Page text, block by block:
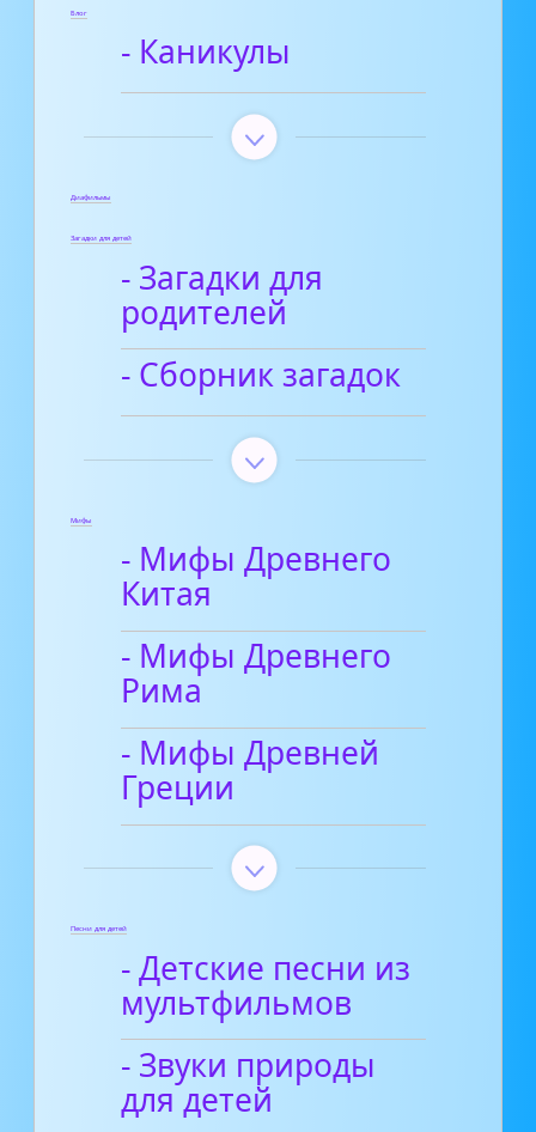
Блог
- Каникулы
Диафильмы
Загадки для детей
- Загадки для
родителей
- Сборник загадок
Мифы
- Мифы Древнего
Китая
- Мифы Древнего
Рима
- Мифы Древней
Греции
Песни для детей
- Детские песни из
мультфильмов
- Звуки природы
для детей